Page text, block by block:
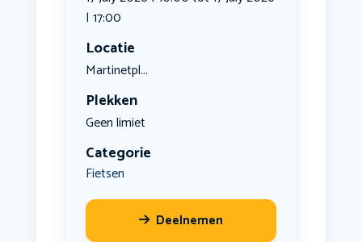
| 17:00
Locatie
Martinetpl...
Plekken
Geen limiet
Categorie
Fietsen
Deelnemen